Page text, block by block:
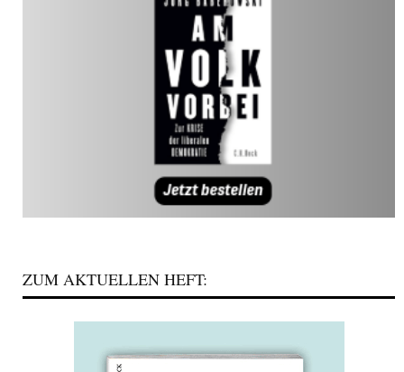
ZUM AKTUELLEN HEFT: